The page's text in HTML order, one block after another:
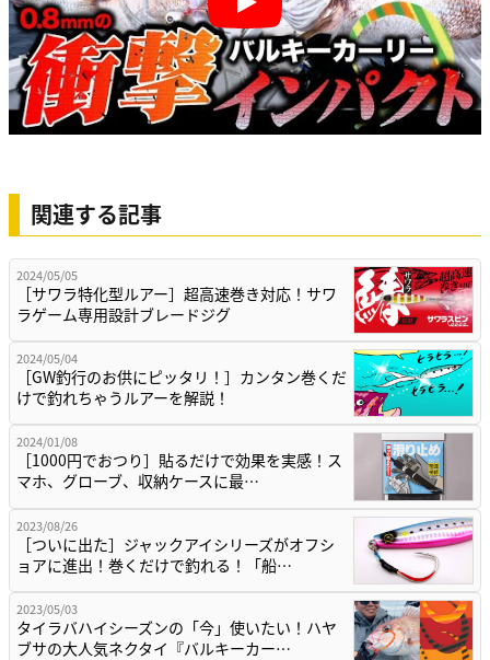
Play
関連する記事
2024/05/05
［サワラ特化型ルアー］超高速巻き対応！サワ
ラゲーム専用設計ブレードジグ
2024/05/04
［GW釣行のお供にピッタリ！］カンタン巻くだ
けで釣れちゃうルアーを解説！
2024/01/08
［1000円でおつり］貼るだけで効果を実感！ス
マホ、グローブ、収納ケースに最…
2023/08/26
［ついに出た］ジャックアイシリーズがオフシ
ョアに進出！巻くだけで釣れる！「船…
2023/05/03
タイラバハイシーズンの「今」使いたい！ハヤ
ブサの大人気ネクタイ『バルキーカー…